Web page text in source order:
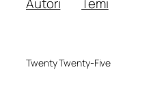
Twenty Twenty-Five